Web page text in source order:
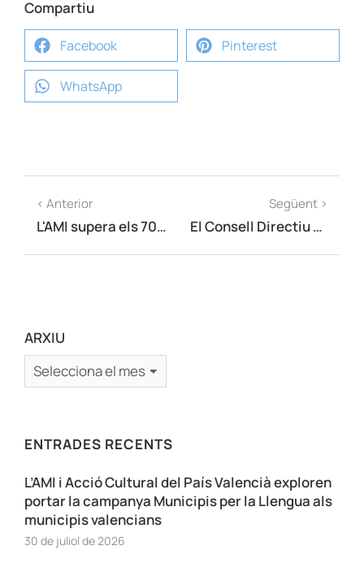
Compartiu
Facebook Pinterest
WhatsApp
< Anterior
L'AMI supera els 700 municipis adherits a punt de celebrar el seu tercer aniversari
Següent >
El Consell Directiu de l'AMI valorarà a Ripoll els següents passos a seguir en el procés per la independència
ARXIU
ENTRADES RECENTS
L’AMI i Acció Cultural del País Valencià exploren
portar la campanya Municipis per la Llengua als
municipis valencians
30 de juliol de 2026